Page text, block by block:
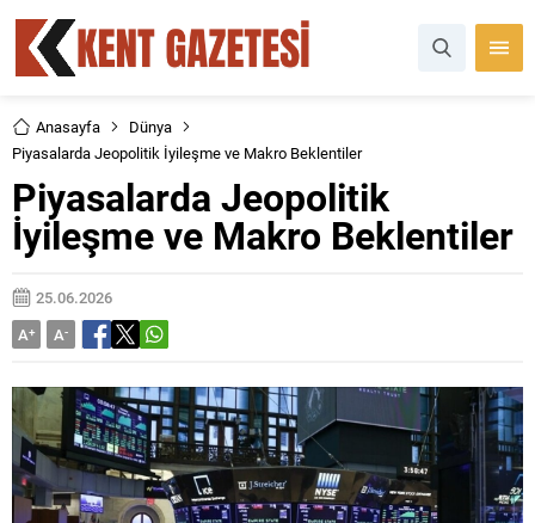
Anasayfa
Dünya
Piyasalarda Jeopolitik İyileşme ve Makro Beklentiler
Piyasalarda Jeopolitik
İyileşme ve Makro Beklentiler
25.06.2026
A+ A-